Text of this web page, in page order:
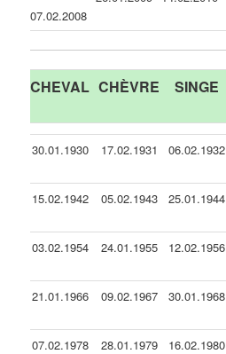
07.02.2008
CHEVAL CHÈVRE SINGE
30.01.1930 17.02.1931 06.02.1932
15.02.1942 05.02.1943 25.01.1944
03.02.1954 24.01.1955 12.02.1956
21.01.1966 09.02.1967 30.01.1968
07.02.1978 28.01.1979 16.02.1980